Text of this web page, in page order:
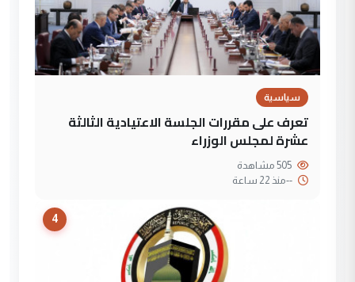
سياسية
تعرف على مقررات الجلسة الاعتيادية الثالثة
عشرة لمجلس الوزراء
--منذ 22 ساعة
4